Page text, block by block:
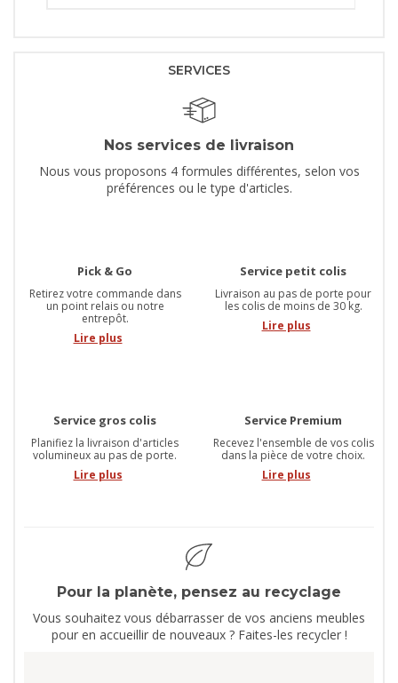
SERVICES
Nos services de livraison
Nous vous proposons 4 formules différentes, selon vos
préférences ou le type d'articles.
Pick & Go
Retirez votre commande dans
un point relais ou notre
entrepôt.
Lire plus
Service petit colis
Livraison au pas de porte pour
les colis de moins de 30 kg.
Lire plus
Service gros colis
Planifiez la livraison d'articles
volumineux au pas de porte.
Lire plus
Service Premium
Recevez l'ensemble de vos colis
dans la pièce de votre choix.
Lire plus
Pour la planète, pensez au recyclage
Vous souhaitez vous débarrasser de vos anciens meubles
pour en accueillir de nouveaux ? Faites-les recycler !